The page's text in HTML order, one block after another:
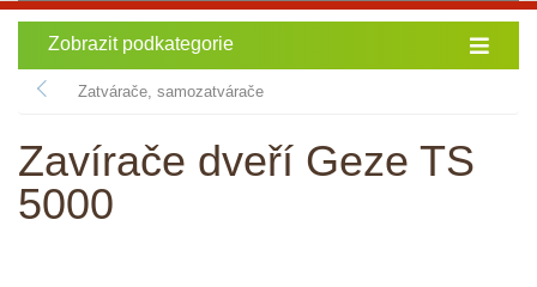
Zobrazit podkategorie
Zatvárače, samozatvárače
Zavírače dveří Geze TS
5000